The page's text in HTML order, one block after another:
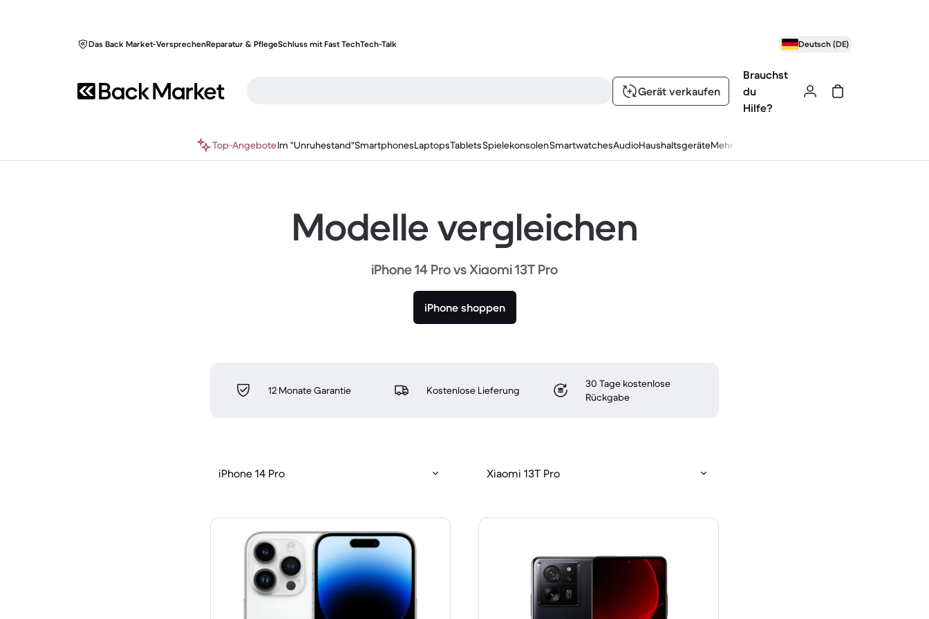
Das Back Market-VersprechenReparatur & PflegeSchluss mit Fast TechTech-Talk Deutsch (DE)
Gerät verkaufen
Brauchst
du
Hilfe?
Top-AngeboteIm "Unruhestand"SmartphonesLaptopsTabletsSpielekonsolenSmartwatchesAudioHaushaltsgeräteMehr
Modelle vergleichen
iPhone 14 Pro vs Xiaomi 13T Pro
iPhone shoppen
12 Monate Garantie Kostenlose Lieferung
30 Tage kostenlose
Rückgabe
iPhone 14 Pro Xiaomi 13T Pro